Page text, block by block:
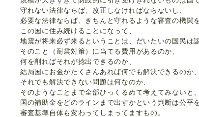
守れない法律ならば、改正しなければならないし、
必要な法律ならば、きちんと守れるような審査の機関
この国に住み続けることになって、
地震が将来必ず来るということは、だいたいの国民は
そのこと（耐震対策）に当てる費用があるのか、
何を削ればそれが捻出できるのか、
結局国にお金がたくさんあれば何でも解決できるのか、
それでも解決できない問題は何なのか、
そのようなことまで全部ひっくるめて考えてみないと、
国の補助金をどのラインまで出すかという判断は公平
審査基準自体も変わってしまってますもの。